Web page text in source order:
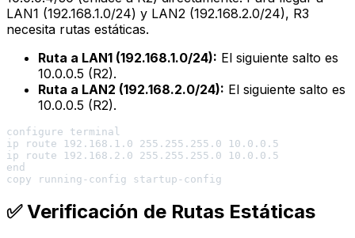
LAN1 (192.168.1.0/24) y LAN2 (192.168.2.0/24), R3
necesita rutas estáticas.
Ruta a LAN1 (192.168.1.0/24): El siguiente salto es
10.0.0.5 (R2).
Ruta a LAN2 (192.168.2.0/24): El siguiente salto es
10.0.0.5 (R2).
configure terminal
ip route 192.168.1.0 255.255.255.0 10.0.0.5
ip route 192.168.2.0 255.255.255.0 10.0.0.5
end
✅ Verificación de Rutas Estáticas